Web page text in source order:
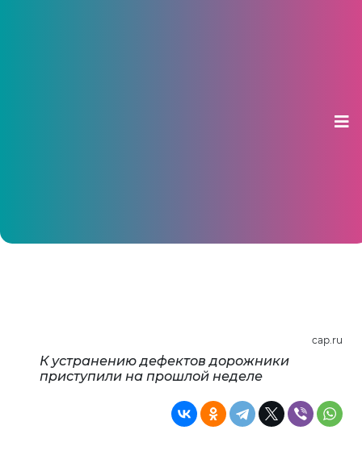
cap.ru
К устранению дефектов дорожники
приступили на прошлой неделе